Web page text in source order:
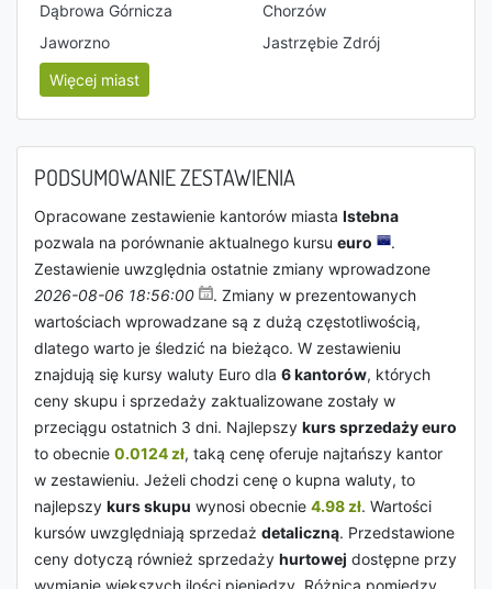
Dąbrowa Górnicza
Chorzów
Jaworzno
Jastrzębie Zdrój
Więcej miast
PODSUMOWANIE ZESTAWIENIA
Opracowane zestawienie kantorów miasta Istebna
pozwala na porównanie aktualnego kursu euro
.
Zestawienie uwzględnia ostatnie zmiany wprowadzone
2026-08-06 18:56:00
. Zmiany w prezentowanych
wartościach wprowadzane są z dużą częstotliwością,
dlatego warto je śledzić na bieżąco. W zestawieniu
znajdują się kursy waluty Euro dla 6 kantorów, których
ceny skupu i sprzedaży zaktualizowane zostały w
przeciągu ostatnich 3 dni. Najlepszy kurs sprzedaży euro
to obecnie 0.0124 zł, taką cenę oferuje najtańszy kantor
w zestawieniu. Jeżeli chodzi cenę o kupna waluty, to
najlepszy kurs skupu wynosi obecnie 4.98 zł. Wartości
kursów uwzględniają sprzedaż detaliczną. Przedstawione
ceny dotyczą również sprzedaży hurtowej dostępne przy
wymianie większych ilości pieniędzy. Różnica pomiędzy